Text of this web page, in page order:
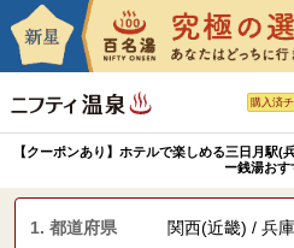
購入済
【クーポンあり】ホテルで楽しめる三日月駅
ー銭湯おす
1. 都道府県 関西(近畿) / 兵